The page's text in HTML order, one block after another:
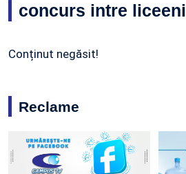
concurs intre liceeni
Conținut negăsit!
Reclame